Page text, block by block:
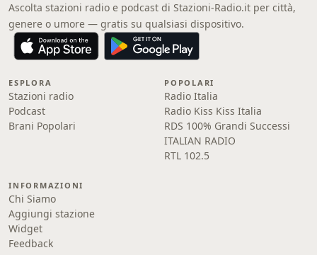
Ascolta stazioni radio e podcast di Stazioni-Radio.it per città,
genere o umore — gratis su qualsiasi dispositivo.
ESPLORA
Stazioni radio
Podcast
Brani Popolari
POPOLARI
Radio Italia
Radio Kiss Kiss Italia
RDS 100% Grandi Successi
ITALIAN RADIO
RTL 102.5
INFORMAZIONI
Chi Siamo
Aggiungi stazione
Widget
Feedback